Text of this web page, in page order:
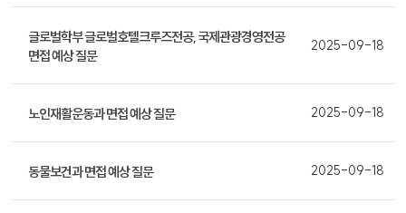
글로벌학부 글로벌호텔크루즈전공, 국제관광경영전공
면접 예상 질문
2025-09-18
노인재활운동과 면접 예상 질문 2025-09-18
동물보건과 면접 예상 질문 2025-09-18